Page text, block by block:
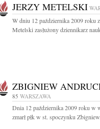
JERZY METELSKI
W dniu 12 października 2009 roku
Metelski zasłużony dziennikarz
ZBIGNIEW
85 WARSZAWA
Dnia 12 października 2009 roku w
zmarł płk w st. spoczynku